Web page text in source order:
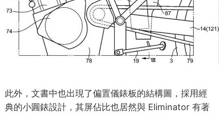
此外，文書中也出現了偏置儀錶板的結構圖，採用經
典的小圓錶設計，其屏佔比也居然與 Eliminator 有著